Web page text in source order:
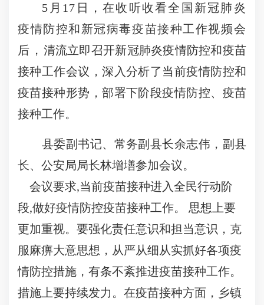
5月17日，在收听收看全国新冠肺炎
疫情防控和新冠病毒疫苗接种工作视频会
后， 清流立即召开新冠肺炎疫情防控和疫苗
接种工作会议，深入分析了当前疫情防控和
疫苗接种形势，部署下阶段疫情防控、疫苗
接种工作。
县委副书记、常务副县长余志伟，副县
长、公安局局长林增墡参加会议。
会议要求,当前疫苗接种进入全民行动阶
段,做好疫情防控疫苗接种工作。 思想上要
更加重视。要强化责任意识和担当意识，克
服麻痹大意思想，从严从细从实抓好各项疫
情防控措施，有条不紊推进疫苗接种工作。
措施上要持续发力。在疫苗接种方面，乡镇